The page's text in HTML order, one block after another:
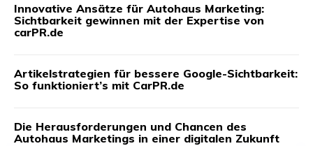
Innovative Ansätze für Autohaus Marketing:
Sichtbarkeit gewinnen mit der Expertise von
carPR.de
Artikelstrategien für bessere Google-Sichtbarkeit:
So funktioniert’s mit CarPR.de
Die Herausforderungen und Chancen des
Autohaus Marketings in einer digitalen Zukunft